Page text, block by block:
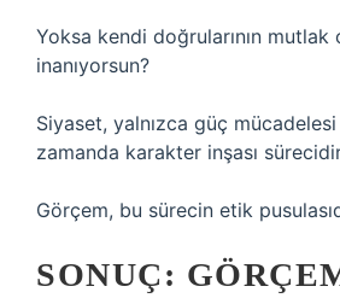
Yoksa kendi doğrularının mutlak
inanıyorsun?
Siyaset, yalnızca güç mücadelesi
zamanda karakter inşası
Görçem, bu sürecin etik
SONUÇ: